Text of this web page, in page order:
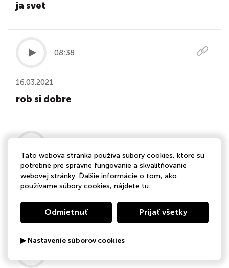
ja svet
08:38
16.03.2021
rob si dobre
07.03.2021
protect your energy
a obkresli sa glitrovanou ceruzkou
Táto webová stránka používa súbory cookies, ktoré sú
potrebné pre správne fungovanie a skvalitňovanie
webovej stránky. Ďalšie informácie o tom, ako
používame súbory cookies, nájdete tu.
Odmietnuť Prijať všetky
▶ Nastavenie súborov cookies